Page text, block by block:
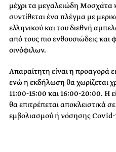
μέχρι τα μεγαλειώδη
συντίθεται ένα πλέγμα με
ελληνικού και του διεθνή
από τους πιο ενθουσιώδεις
οινόφιλων.
Απαραίτητη είναι η προαγορά
ενώ η εκδήλωση θα χωρίζεται
11:00-15:00 και 16:00-20:00. Η
θα επιτρέπεται αποκλειστικά
εμβολιασμού ή νόσησης Covid-